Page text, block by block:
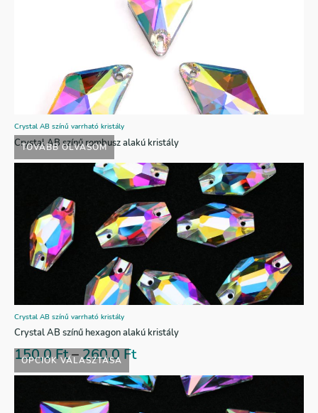
TOVÁBB OLVASOM
Crystal AB színű varrható kristály
Crystal AB színű rombusz alakú kristály
OPCIÓK VÁLASZTÁSA
Crystal AB színű varrható kristály
Crystal AB színű hexagon alakú kristály
150,0Ft–260,0Ft